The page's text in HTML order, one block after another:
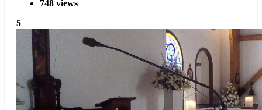
748 views
5